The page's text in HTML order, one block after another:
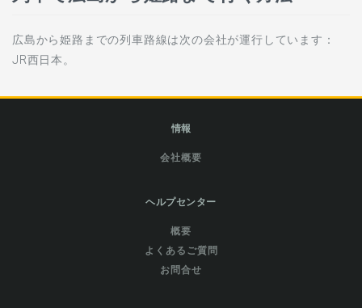
広島から姫路までの列車路線は次の会社が運行しています：
JR西日本。
情報
会社概要
ヘルプセンター
概要
よくあるご質問
お問合せ